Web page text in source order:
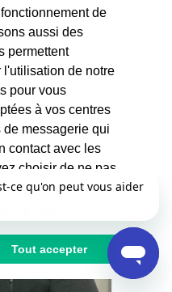
de
aussi des
permettent
l'utilisation de notre
pour vous
à vos centres
messagerie qui
contact avec les
choisir de ne pas
au
Tout accepter